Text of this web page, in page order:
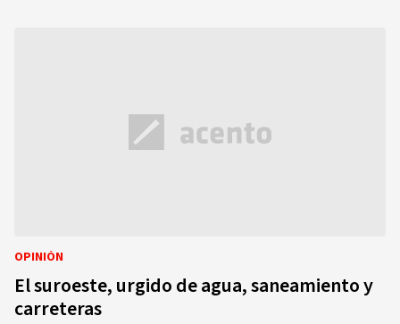
OPINIÓN
El suroeste, urgido de agua, saneamiento y
carreteras